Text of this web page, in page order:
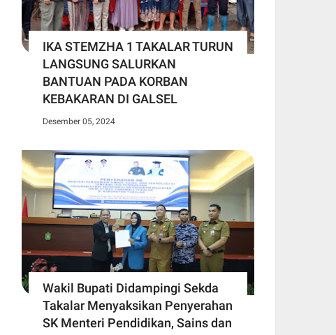
IKA STEMZHA 1 TAKALAR TURUN
LANGSUNG SALURKAN
BANTUAN PADA KORBAN
KEBAKARAN DI GALSEL
Desember 05, 2024
Wakil Bupati Didampingi Sekda
Takalar Menyaksikan Penyerahan
SK Menteri Pendidikan, Sains dan